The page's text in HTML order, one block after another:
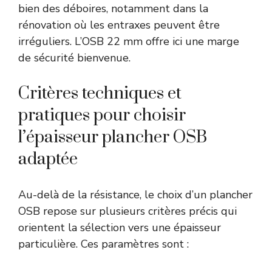
bien des déboires, notamment dans la
rénovation où les entraxes peuvent être
irréguliers. L’OSB 22 mm offre ici une marge
de sécurité bienvenue.
Critères techniques et
pratiques pour choisir
l’épaisseur plancher OSB
adaptée
Au-delà de la résistance, le choix d’un plancher
OSB repose sur plusieurs critères précis qui
orientent la sélection vers une épaisseur
particulière. Ces paramètres sont :